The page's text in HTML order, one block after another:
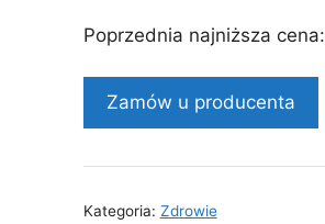
wynosiła:wynosi:
Poprzednia najniższa cena:
Zamów u producenta
Kategoria: Zdrowie